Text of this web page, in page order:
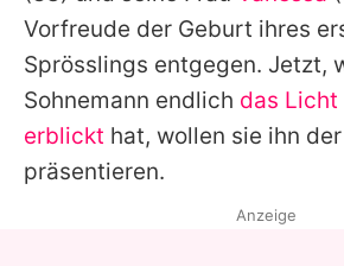
Utiq verwalten
Vorfreude der Geburt ihres
Sprösslings entgegen. Jetzt,
Sohnemann endlich das Licht
erblickt hat, wollen sie ihn
präsentieren.
Anzeige